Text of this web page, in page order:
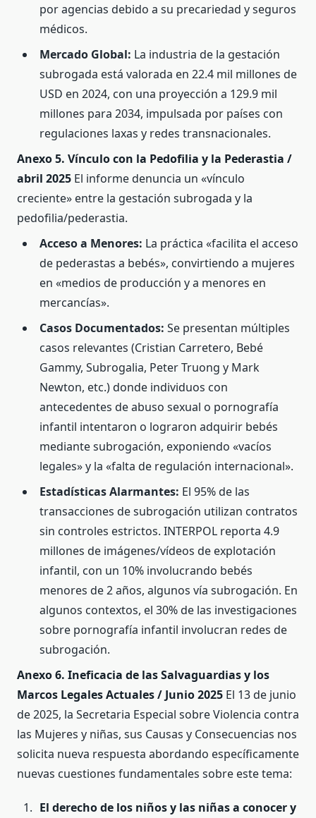
por agencias debido a su precariedad y seguros
médicos.
Mercado Global: La industria de la gestación
subrogada está valorada en 22.4 mil millones de
USD en 2024, con una proyección a 129.9 mil
millones para 2034, impulsada por países con
regulaciones laxas y redes transnacionales.
Anexo 5. Vínculo con la Pedofilia y la Pederastia /
abril 2025 El informe denuncia un «vínculo
creciente» entre la gestación subrogada y la
pedofilia/pederastia.
Acceso a Menores: La práctica «facilita el acceso
de pederastas a bebés», convirtiendo a mujeres
en «medios de producción y a menores en
mercancías».
Casos Documentados: Se presentan múltiples
casos relevantes (Cristian Carretero, Bebé
Gammy, Subrogalia, Peter Truong y Mark
Newton, etc.) donde individuos con
antecedentes de abuso sexual o pornografía
infantil intentaron o lograron adquirir bebés
mediante subrogación, exponiendo «vacíos
legales» y la «falta de regulación internacional».
Estadísticas Alarmantes: El 95% de las
transacciones de subrogación utilizan contratos
sin controles estrictos. INTERPOL reporta 4.9
millones de imágenes/vídeos de explotación
infantil, con un 10% involucrando bebés
menores de 2 años, algunos vía subrogación. En
algunos contextos, el 30% de las investigaciones
sobre pornografía infantil involucran redes de
subrogación.
Anexo 6. Ineficacia de las Salvaguardias y los
Marcos Legales Actuales / Junio 2025 El 13 de junio
de 2025, la Secretaria Especial sobre Violencia contra
las Mujeres y niñas, sus Causas y Consecuencias nos
solicita nueva respuesta abordando específicamente
nuevas cuestiones fundamentales sobre este tema:
El derecho de los niños y las niñas a conocer y